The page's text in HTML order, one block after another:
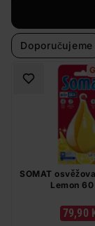
Doporučujeme
SOMAT
Lemon
79,90